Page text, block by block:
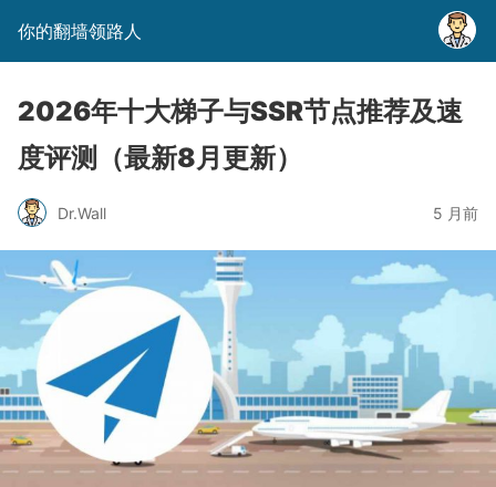
你的翻墙领路人
2026年十大梯子与SSR节点推荐及速
度评测（最新8月更新）
Dr.Wall 5 月前